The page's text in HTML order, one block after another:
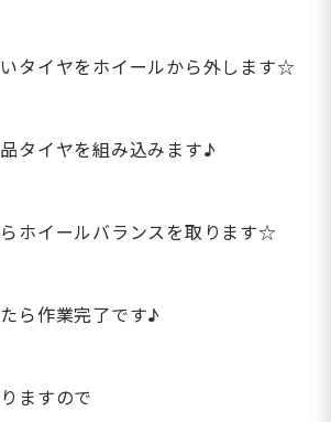
タイヤをホイールから外します☆
タイヤを組み込みます♪
ホイールバランスを取ります☆
ら作業完了です♪
ますので